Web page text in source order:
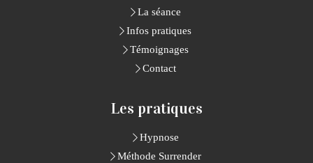
La séance
Infos pratiques
Témoignages
Contact
Les pratiques
Hypnose
Méthode Surrender